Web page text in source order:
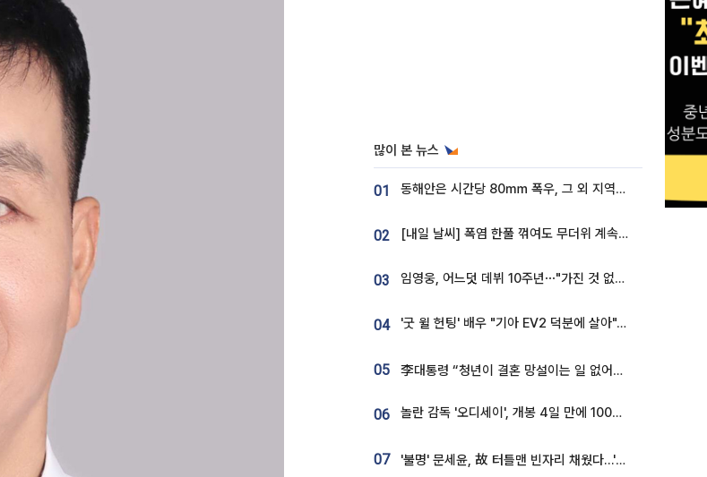
많이 본 뉴스
01 동해안은 시간당 80㎜ 폭우, 그 외 지역은 폭염…‘극과 극 날씨’
02 [내일 날씨] 폭염 한풀 꺾여도 무더위 계속⋯동해안 이틀 연속 비
03 임영웅, 어느덧 데뷔 10주년⋯"가진 것 없던 시절, 내 앞엔 20명의 팬뿐"
04 '굿 윌 헌팅' 배우 "기아 EV2 덕분에 살아"…교통사고 후 안전성 극찬
05 李대통령 “청년이 결혼 망설이는 일 없어야...제도상 불이익 조사”
06 놀란 감독 '오디세이', 개봉 4일 만에 100만 돌파⋯'왕사남' 보다 빠르다
07 '불명' 문세윤, 故 터틀맨 빈자리 채웠다…'거북이' 눈물의 최종 우승